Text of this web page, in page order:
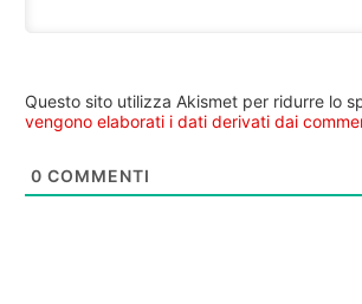
Questo sito utilizza Akismet per ridurre lo
vengono elaborati i dati derivati dai
0 COMMENTI